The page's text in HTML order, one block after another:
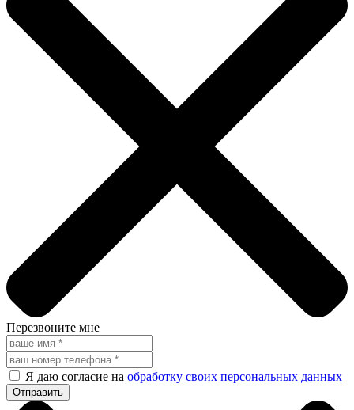
Перезвоните мне
Я даю согласие на обработку своих персональных данных